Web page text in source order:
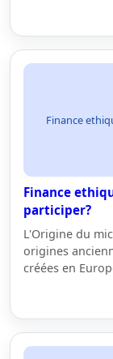
Finance
Finance
participer?
L'Origine du
origines
créées en